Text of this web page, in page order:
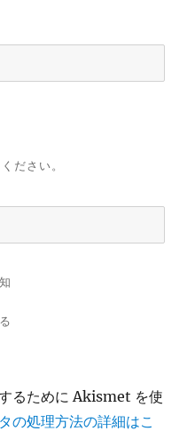
ださい。
るために Akismet を使
の処理方法の詳細はこ